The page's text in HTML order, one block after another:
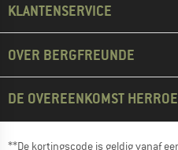
KLANTENSERVICE
OVER BERGFREUNDE
DE OVEREENKOMST
**De kortingscode is geldig vanaf